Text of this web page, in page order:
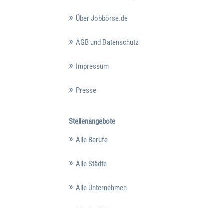
Über Jobbörse.de
AGB und Datenschutz
Impressum
Presse
Stellenangebote
Alle Berufe
Alle Städte
Alle Unternehmen